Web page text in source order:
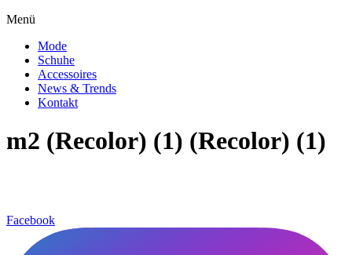
Menü
Mode
Schuhe
Accessoires
News & Trends
Kontakt
m2 (Recolor) (1) (Recolor) (1)
Facebook